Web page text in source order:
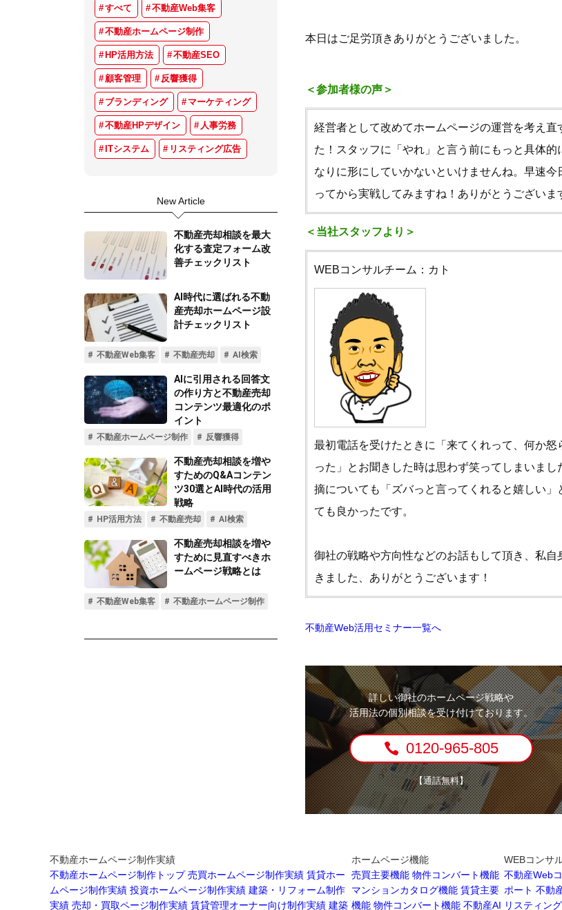
すべて 不動産Web集客
不動産ホームページ制作
HP活用方法 不動産SEO
顧客管理 反響獲得
ブランディング マーケティング
不動産HPデザイン 人事労務
ITシステム リスティング広告
New Article
本日はご足労頂きありがとうございました。
＜参加者様の声＞
経営者として改めてホームページの運営を考え直
た！スタッフに「やれ」と言う前にもっと具体的
なりに形にしていかないといけませんね。早速今
ってから実戦してみますね！ありがとうございま
＜当社スタッフより＞
WEBコンサルチーム：カト
最初電話を受けたときに「来てくれって、何か怒
った」とお聞きした時は思わず笑ってしまいま
摘についても「ズバっと言ってくれると嬉しい」
ても良かったです。
御社の戦略や方向性などのお話もして頂き、私自
きました、ありがとうございます！
不動産Web活用セミナー一覧へ
詳しい御社のホームページ戦略や
活用法の個別相談を受け付けております。
0120-965-805
【通話無料】
不動産ホームページ制作実績
不動産ホームページ制作トップ 売買ホームページ制作実績 賃貸ホー
ムページ制作実績 投資ホームページ制作実績 建築・リフォーム制作
実績 売却・買取ページ制作実績 賃貸管理オーナー向け制作実績 建築
ホームページ機能
売買主要機能 物件コンバート機能
マンションカタログ機能 賃貸主要
機能 物件コンバート機能 不動産AI
WEBコンサ
不動産Web
ポート 不動
リスティン